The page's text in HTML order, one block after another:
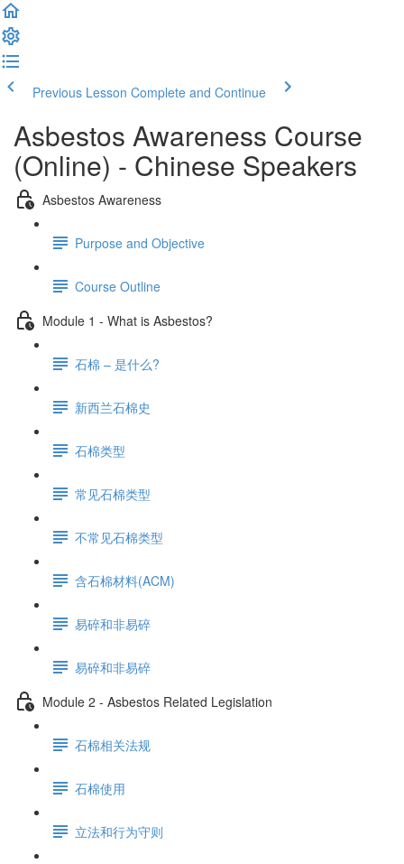
Previous Lesson Complete and Continue
Asbestos Awareness Course
(Online) - Chinese Speakers
Asbestos Awareness
Purpose and Objective
Course Outline
Module 1 - What is Asbestos?
石棉 – 是什么?
新西兰石棉史
石棉类型
常见石棉类型
不常见石棉类型
含石棉材料(ACM)
易碎和非易碎
易碎和非易碎
Module 2 - Asbestos Related Legislation
石棉相关法规
石棉使用
立法和行为守则